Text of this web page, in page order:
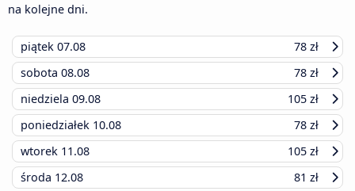
na kolejne dni.
piątek 07.08
78 zł
sobota 08.08
78 zł
niedziela 09.08
105 zł
poniedziałek 10.08
78 zł
wtorek 11.08
105 zł
środa 12.08
81 zł